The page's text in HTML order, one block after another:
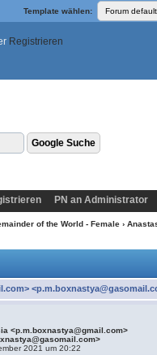
Template wählen:
Registrieren
PN an Administrator
of the World - Female›
<p.m.boxnastya@gmail.com>
2021 um 20:22